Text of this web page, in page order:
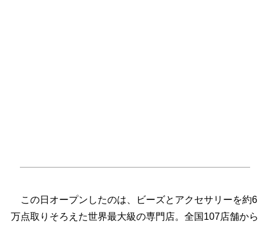
この日オープンしたのは、ビーズとアクセサリーを約6
万点取りそろえた世界最大級の専門店。全国107店舗から